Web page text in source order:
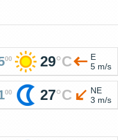
00 29°C
E
5 m/s
00 27°C
NE
3 m/s